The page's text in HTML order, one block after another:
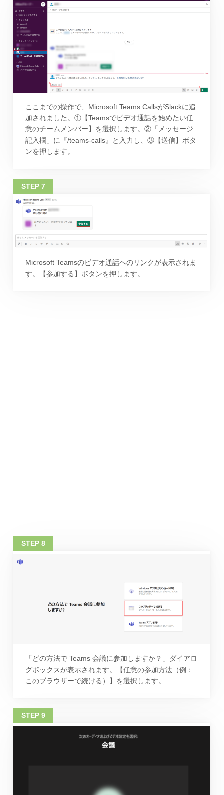
ここまでの操作で、Microsoft Teams CallsがSlackに追
加されました。①【Teamsでビデオ通話を始めたい任
意のチームメンバー】を選択します。②「メッセージ
記入欄」に『/teams-calls』と入力し、③【送信】ボタ
ンを押します。
Microsoft Teamsのビデオ通話へのリンクが表示されま
す。【参加する】ボタンを押します。
「どの方法で Teams 会議に参加しますか？」ダイアロ
グボックスが表示されます。【任意の参加方法（例：
このブラウザーで続ける）】を選択します。